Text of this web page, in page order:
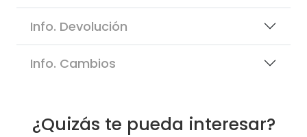
Info. Devolución
Info. Cambios
¿Quizás te pueda interesar?